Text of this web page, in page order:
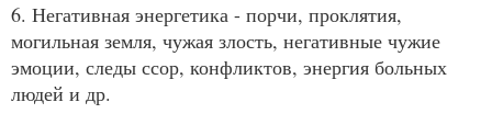
6. Негативная энергетика - порчи, проклятия,
могильная земля, чужая злость, негативные чужие
эмоции, следы ссор, конфликтов, энергия больных
людей и др.